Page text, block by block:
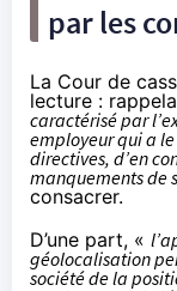
par les
La Cour de
lecture :
caractérisé par
employeur qui a
directives, d’en
manquements de
consacrer.
D’une part, «
géolocalisation
société de la